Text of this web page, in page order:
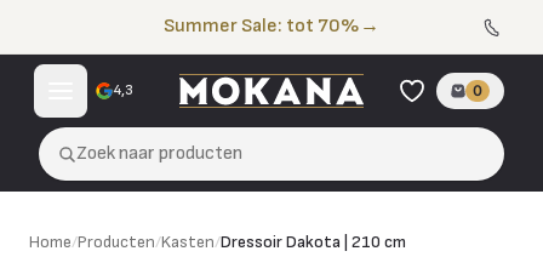
Summer Sale: tot 70% →
4,3 0
Zoek naar producten
Home/Producten/Kasten/Dressoir Dakota | 210 cm